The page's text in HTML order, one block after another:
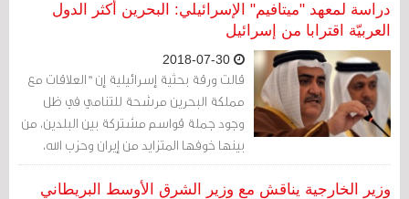
دراسة لمعهد "ميتافيم" الإسرائيلي: البحرين أكثر الدول
العربيّة اقترابا من إسرائيل
قالت ورقة بحثية إسرائيلية إن "العلاقات مع
مملكة البحرين مرشحة للتنامي في ظل
وجود جملة قواسم مشتركة بين البلدين، من
بينها خوفها المتزايد من إيران وحزب الله،
وعلاقاتها الإيجابية تجاه اليهود، مما يؤسس
لقيام تحالف مع إسرائيل، لكن تقاربها معنا
وزير الخارجية يناقش مع وزير الشرق الأوسط البريطاني